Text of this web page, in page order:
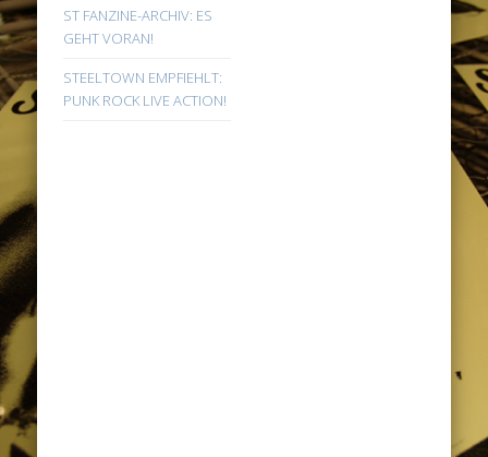
ST FANZINE-ARCHIV: ES
GEHT VORAN!
STEELTOWN EMPFIEHLT:
PUNK ROCK LIVE ACTION!